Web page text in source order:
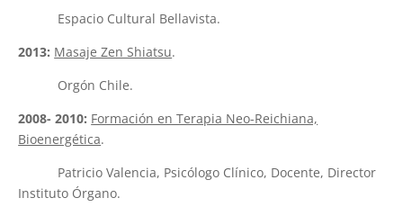
Espacio Cultural Bellavista.
2013: Masaje Zen Shiatsu.
Orgón Chile.
2008- 2010: Formación en Terapia Neo-Reichiana,
Bioenergética.
Patricio Valencia, Psicólogo Clínico, Docente, Director
Instituto Órgano.